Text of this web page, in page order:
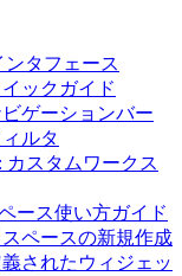
ンタフェース
イックガイド
ビゲーションバー
ルタ
カスタムワークス
ース使い方ガイド
ペースの新規作成
されたウィジェッ